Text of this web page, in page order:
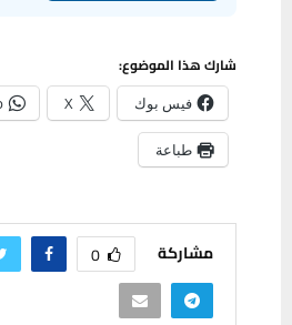
شارك هذا الموضوع:
فيس بوك X
طباعة
مشاركة 0